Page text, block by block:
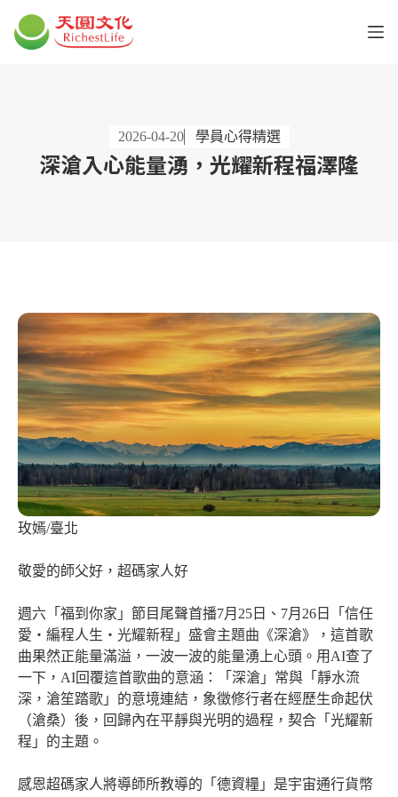
2026-04-20 學員心得精選
深滄入心能量湧，光耀新程福澤隆
玫嫣/臺北
敬愛的師父好，超碼家人好
週六「福到你家」節目尾聲首播7月25日、7月26日「信任
愛・編程人生・光耀新程」盛會主題曲《深滄》，這首歌
曲果然正能量滿溢，一波一波的能量湧上心頭。用AI查了
一下，AI回覆這首歌曲的意涵：「深滄」常與「靜水流
深，滄笙踏歌」的意境連結，象徵修行者在經歷生命起伏
（滄桑）後，回歸內在平靜與光明的過程，契合「光耀新
程」的主題。
感恩超碼家人將導師所教導的「德資糧」是宇宙通行貨幣